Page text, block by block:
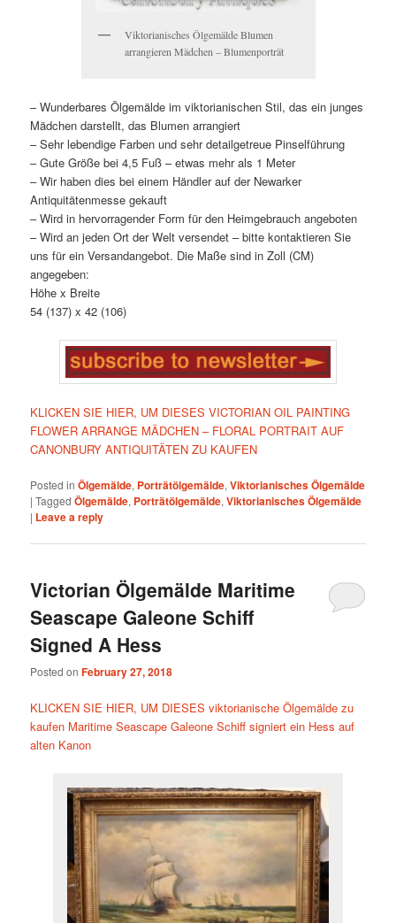
Viktorianisches Ölgemälde Blumen
arrangieren Mädchen – Blumenporträt
– Wunderbares Ölgemälde im viktorianischen Stil, das ein junges
Mädchen darstellt, das Blumen arrangiert
– Sehr lebendige Farben und sehr detailgetreue Pinselführung
– Gute Größe bei 4,5 Fuß – etwas mehr als 1 Meter
– Wir haben dies bei einem Händler auf der Newarker
Antiquitätenmesse gekauft
– Wird in hervorragender Form für den Heimgebrauch angeboten
– Wird an jeden Ort der Welt versendet – bitte kontaktieren Sie
uns für ein Versandangebot. Die Maße sind in Zoll (CM)
angegeben:
Höhe x Breite
54 (137) x 42 (106)
KLICKEN SIE HIER, UM DIESES VICTORIAN OIL PAINTING
FLOWER ARRANGE MÄDCHEN – FLORAL PORTRAIT AUF
CANONBURY ANTIQUITÄTEN ZU KAUFEN
Posted in Ölgemälde, Porträtölgemälde,Viktorianisches Ölgemälde
|Tagged Ölgemälde, Porträtölgemälde,Viktorianisches Ölgemälde
| Leave a reply
Victorian Ölgemälde Maritime
Seascape Galeone Schiff
Signed A Hess
Posted onFebruary 27, 2018
KLICKEN SIE HIER, UM DIESES viktorianische Ölgemälde zu
kaufen Maritime Seascape Galeone Schiff signiert ein Hess auf
alten Kanon